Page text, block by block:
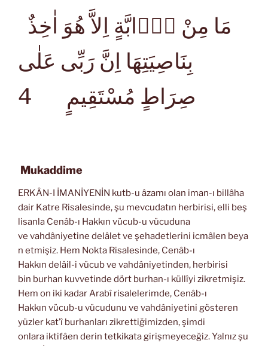
بِنَاصِيَتِهَا اِنَّ رَبِّى عَلٰى
صِرَاطٍ مُسْتَقِيمٍ
4
Mukaddime
ERKÂN-I İMANİYENİN kutb-u âzamı olan iman-ı billâha
dair Katre Risalesinde, şu mevcudatın herbirisi, elli beş
lisanla Cenâb-ı Hakkın vücub-u vücuduna
ve vahdâniyetine delâlet ve şehadetlerini icmâlen beya
n etmişiz. Hem Nokta Risalesinde, Cenâb-ı
Hakkın delâil-i vücub ve vahdâniyetinden, herbirisi
bin burhan kuvvetinde dört burhan-ı küllîyi zikretmişiz.
Hem on iki kadar Arabî risalelerimde, Cenâb-ı
Hakkın vücub-u vücudunu ve vahdâniyetini gösteren
yüzler kat’î burhanları zikrettiğimizden, şimdi
onlara iktifâen derin tetkikata girişmeyeceğiz. Yalnız şu